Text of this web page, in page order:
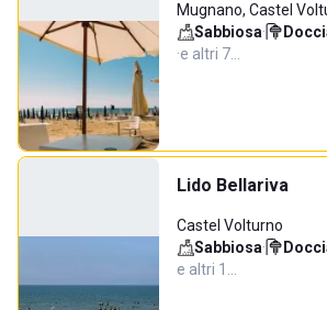
Mugnano, Castel
Sabbiosa·
·e altri 7…
Lido Bellariva
Castel Volturno
Sabbiosa·
e altri 1…